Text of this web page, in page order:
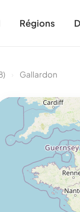
Régions
Gallardon